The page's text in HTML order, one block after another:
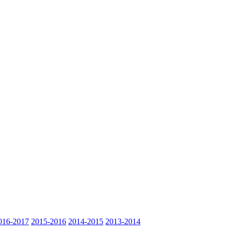
2017 2015-2016 2014-2015 2013-2014